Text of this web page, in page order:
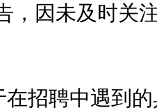
，因未及时关
聘中遇到的